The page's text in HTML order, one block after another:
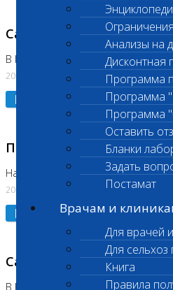
Анализы на
Дисконтная
Программа
Программа
Программа
Оставить
Бланки
Задать
Постамат
Врачам и
Для врачей
Для сельхоз
Книга
Правила
Санитарный день
В Коломне 20.07.2026
20.07.2026
Подробнее
Приостановлено
На Нагорной
20.07.2026
Подробнее
Санитарный день
В Бутово